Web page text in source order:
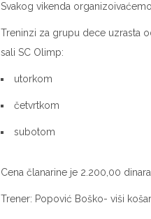
Svakog vikenda
Treninzi za grupu dece uzrasta
sali SC Olimp:
utorkom od
četvrtkom od
subotom od
Cena članarine je 2.200,00
Trener: Popović Boško- viši